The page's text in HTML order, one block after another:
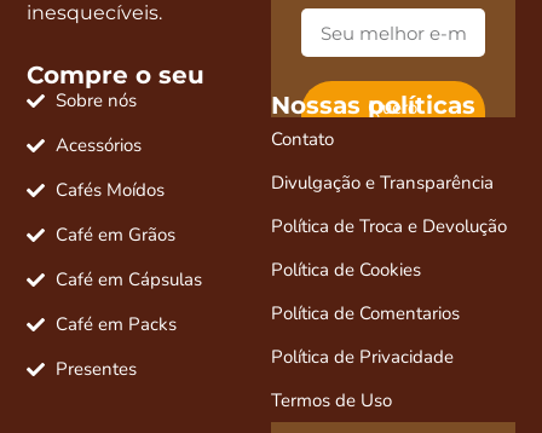
Quero
inesquecíveis.
Compre o seu
Sobre nós
Acessórios
Cafés Moídos
Café em Grãos
Café em Cápsulas
Café em Packs
Presentes
Nossas políticas
Contato
Divulgação e Transparência
Política de Troca e Devolução
Política de Cookies
Política de Comentarios
Política de Privacidade
Termos de Uso